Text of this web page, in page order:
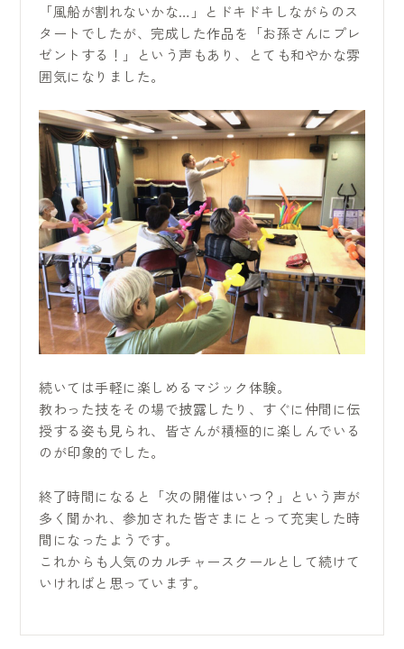
「風船が割れないかな…」とドキドキしながらのス
タートでしたが、完成した作品を「お孫さんにプレ
ゼントする！」という声もあり、とても和やかな雰
囲気になりました。
続いては手軽に楽しめるマジック体験。
教わった技をその場で披露したり、すぐに仲間に伝
授する姿も見られ、皆さんが積極的に楽しんでいる
のが印象的でした。
終了時間になると「次の開催はいつ？」という声が
多く聞かれ、参加された皆さまにとって充実した時
間になったようです。
これからも人気のカルチャースクールとして続けて
いければと思っています。